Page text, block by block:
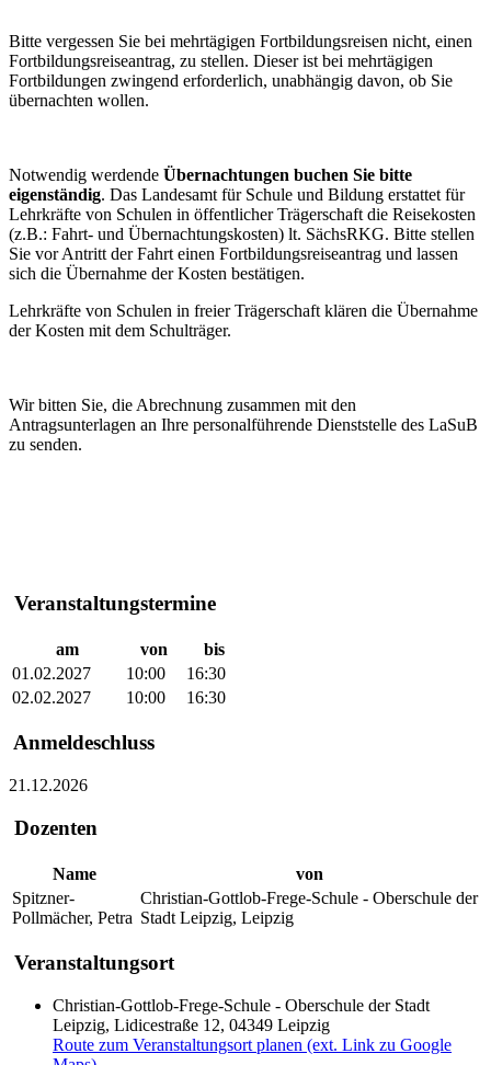
Bitte vergessen Sie bei mehrtägigen Fortbildungsreisen nicht, einen
Fortbildungsreiseantrag, zu stellen. Dieser ist bei mehrtägigen
Fortbildungen zwingend erforderlich, unabhängig davon, ob Sie
übernachten wollen.
Notwendig werdende Übernachtungen buchen Sie bitte
eigenständig. Das Landesamt für Schule und Bildung erstattet für
Lehrkräfte von Schulen in öffentlicher Trägerschaft die Reisekosten
(z.B.: Fahrt- und Übernachtungskosten) lt. SächsRKG. Bitte stellen
Sie vor Antritt der Fahrt einen Fortbildungsreiseantrag und lassen
sich die Übernahme der Kosten bestätigen.
Lehrkräfte von Schulen in freier Trägerschaft klären die Übernahme
der Kosten mit dem Schulträger.
Wir bitten Sie, die Abrechnung zusammen mit den
Antragsunterlagen an Ihre personalführende Dienststelle des LaSuB
zu senden.
Veranstaltungstermine
am von
bis
01.02.2027
10:00
16:30
02.02.2027
10:00 16:30
Anmeldeschluss
21.12.2026
Dozenten
Name
von
Spitzner-
Pollmächer, Petra
Christian-Gottlob-Frege-Schule - Oberschule der
Stadt Leipzig, Leipzig
Veranstaltungsort
Christian-Gottlob-Frege-Schule - Oberschule der Stadt
Leipzig, Lidicestraße 12, 04349 Leipzig
Route zum Veranstaltungsort planen (ext. Link zu Google